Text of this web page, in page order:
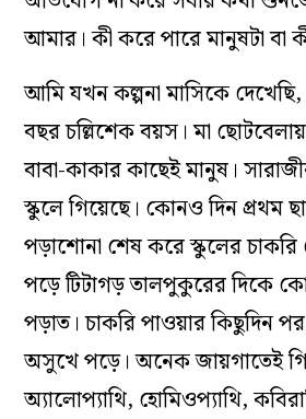
আমার। কী করে পারে মানুষটা বা
আমি যখন কল্পনা মাসিকে
বছর চল্লিশেক বয়স। মা
বাবা-কাকার কাছেই মানুষ।
স্কুলে গিয়েছে। কোনও দিন প্রথম
পড়াশোনা শেষ করে স্কুলের
পড়ে টিটাগড় তালপুকুরের দিকে
পড়াত। চাকরি পাওয়ার কিছুদিন
অসুখে পড়ে। অনেক জায়গাতেই
অ‌্যালোপ‌্যাথি, হোমিওপ‌্যাথি,